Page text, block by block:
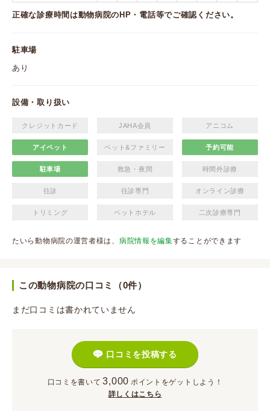
正確な診療時間は動物病院のHP・電話等でご確認ください。
駐車場
あり
設備・取り扱い
クレジットカード JAHA会員 アニコム
アイペット ペット&ファミリー 予約可能
駐車場 救急・夜間 時間外診療
往診 往診専門 オンライン診療
トリミング ペットホテル 二次診療専門
たいら動物病院の運営者様は、 病院情報を編集することができます
この動物病院の口コミ（0件）
まだ口コミは書かれていません
口コミを投稿する
口コミを書いて 3,000 ポイント をゲットしよう！
詳しくはこちら